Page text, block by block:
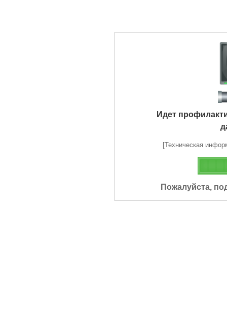
Идет
[Техническая
Пожалуйста,